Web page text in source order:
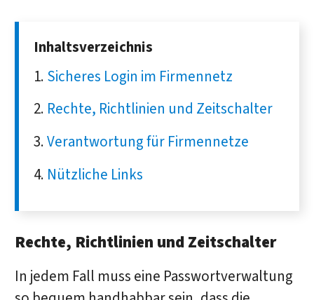
Inhaltsverzeichnis
Sicheres Login im Firmennetz
Rechte, Richtlinien und Zeitschalter
Verantwortung für Firmennetze
Nützliche Links
Rechte, Richtlinien und Zeitschalter
In jedem Fall muss eine Passwortverwaltung